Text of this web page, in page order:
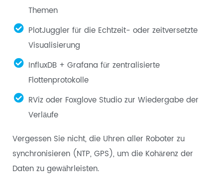
Themen
PlotJuggler für die Echtzeit- oder zeitversetzte
Visualisierung
InfluxDB + Grafana für zentralisierte
Flottenprotokolle
RViz oder Foxglove Studio zur Wiedergabe der
Verläufe
Vergessen Sie nicht, die Uhren aller Roboter zu
synchronisieren (NTP, GPS), um die Kohärenz der
Daten zu gewährleisten.